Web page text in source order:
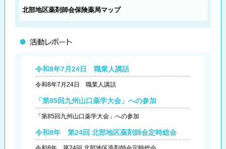
北部地区薬剤師会保険薬局マップ
令和8年7月24日 職業人講話
令和8年7月24日 職業人講話
「第85回九州山口薬学大会」への参加
「第85回九州山口薬学大会」への参加
令和8年 第24回 北部地区薬剤師会定時総会